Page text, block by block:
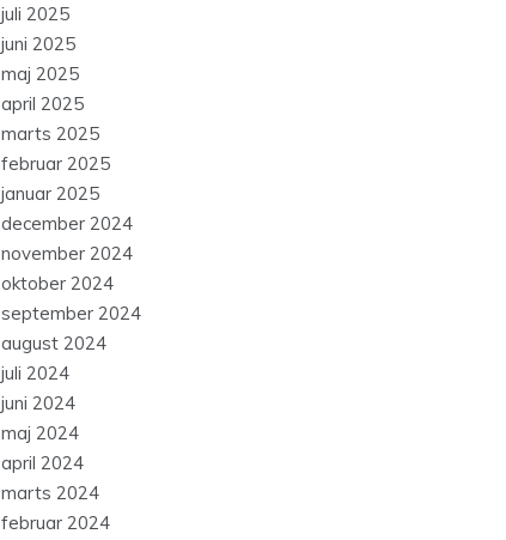
juli 2025
juni 2025
maj 2025
april 2025
marts 2025
februar 2025
januar 2025
december 2024
november 2024
oktober 2024
september 2024
august 2024
juli 2024
juni 2024
maj 2024
april 2024
marts 2024
februar 2024